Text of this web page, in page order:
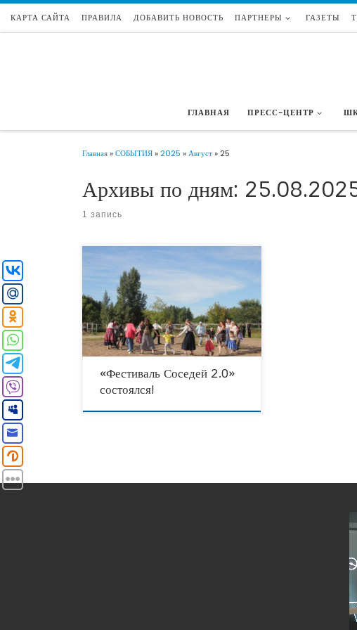
Перейти к содержимому
КАРТА САЙТА ПРАВИЛА ДОБАВИТЬ НОВОСТЬ ПАРТНЕРЫ ГАЗЕТЫ
ГЛАВНАЯ ПРЕСС-ЦЕНТР
Главная»СОБЫТИЯ»2025 »Август» 25
Архивы по дням:
1 запись
23 августа 2025 года в Тюмени прошёл
традиционный праздник добрососедства
«Фестиваль Соседей 2.0». Новый фестиваль
стал продолжением серии традиционных
тюменских праздников, которые
организовывались во дворах,
«Фестиваль Соседей 2.0»
состоялся!